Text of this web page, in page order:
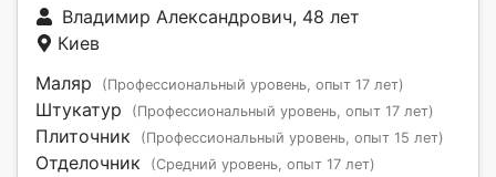
Владимир Александрович, 48 лет
Киев
Маляр
(Профессиональный уровень, опыт 17 лет)
Штукатур (Профессиональный уровень, опыт 17 лет)
Плиточник (Профессиональный уровень, опыт 15 лет)
Отделочник (Средний уровень, опыт 17 лет)